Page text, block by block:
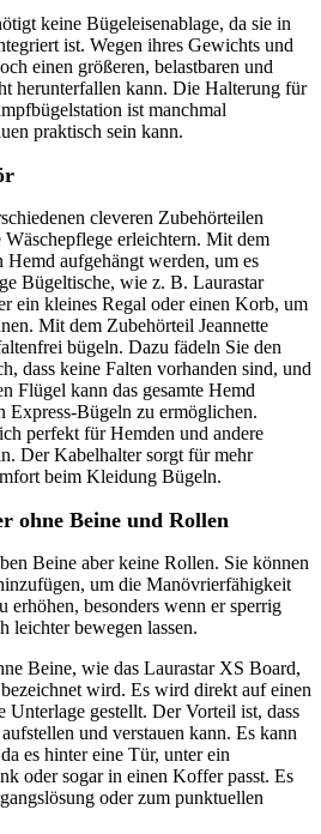
keine Bügeleisenablage, da sie in
ist. Wegen ihres Gewichts und
einen größeren, belastbaren und
herunterfallen kann. Die Halterung für
ist manchmal
praktisch sein kann.
cleveren Zubehörteilen
Wäschepflege erleichtern. Mit dem
aufgehängt werden, um es
Bügeltische, wie z. B. Laurastar
ein kleines Regal oder einen Korb, um
Mit dem Zubehörteil Jeannette
bügeln. Dazu fädeln Sie den
dass keine Falten vorhanden sind, und
Flügel kann das gesamte Hemd
Express-Bügeln zu ermöglichen.
perfekt für Hemden und andere
Der Kabelhalter sorgt für mehr
beim Kleidung Bügeln.
ohne Beine und Rollen
Beine aber keine Rollen. Sie können
um die Manövrierfähigkeit
erhöhen, besonders wenn er sperrig
leichter bewegen lassen.
Beine, wie das Laurastar XS Board,
wird. Es wird direkt auf einen
Unterlage gestellt. Der Vorteil ist, dass
und verstauen kann. Es kann
es hinter eine Tür, unter ein
oder sogar in einen Koffer passt. Es
oder zum punktuellen